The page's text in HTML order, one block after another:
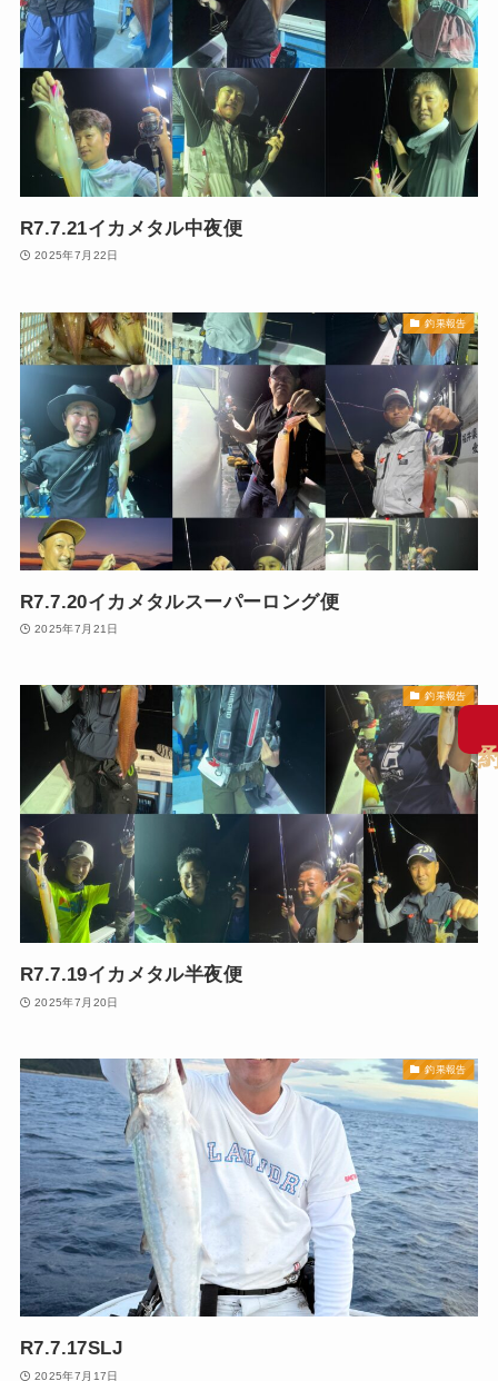
R7.7.21イカメタル中夜便
2025年7月22日
釣果報告
R7.7.20イカメタルスーパーロング便
2025年7月21日
釣果報告
R7.7.19イカメタル半夜便
2025年7月20日
釣果報告
R7.7.17SLJ
2025年7月17日